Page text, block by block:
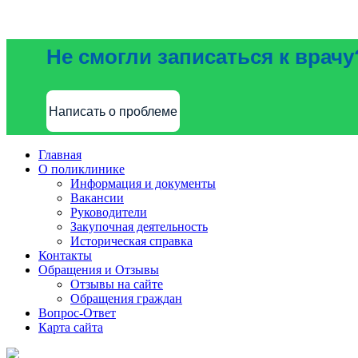
Не смогли записаться к
Написать о проблеме
Главная
О поликлинике
Информация и документы
Вакансии
Руководители
Закупочная деятельность
Историческая справка
Контакты
Обращения и Отзывы
Отзывы на сайте
Обращения граждан
Вопрос-Ответ
Карта сайта